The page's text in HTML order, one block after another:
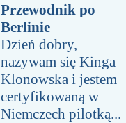
Przewodnik po
Berlinie
Dzień dobry,
nazywam się Kinga
Klonowska i jestem
certyfikowaną w
Niemczech pilotką...